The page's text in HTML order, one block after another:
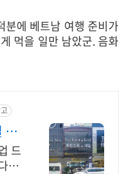
에 베트남 여행 준비가
먹을 일만 남았군. 음화
2
드
낭